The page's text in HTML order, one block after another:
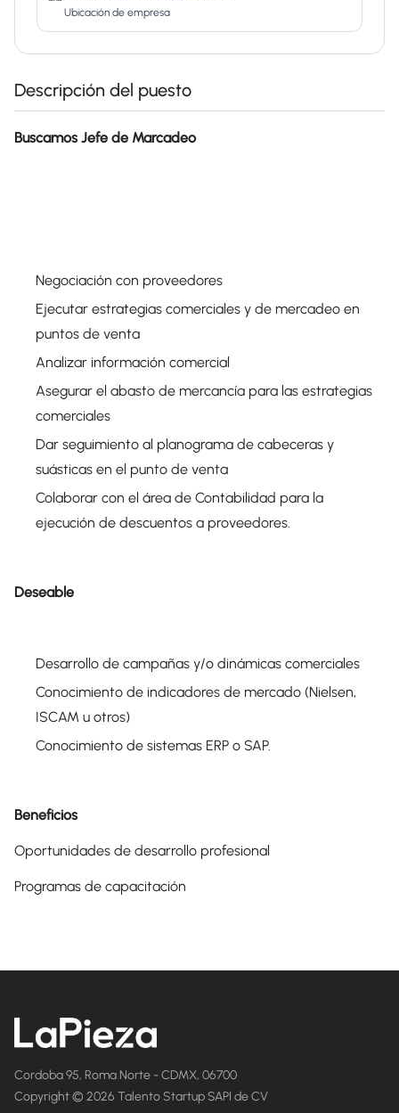
Ubicación de empresa
Descripción del puesto
Buscamos Jefe de Marcadeo
Negociación con proveedores
Ejecutar estrategias comerciales y de mercadeo en
puntos de venta
Analizar información comercial
Asegurar el abasto de mercancía para las estrategias
comerciales
Dar seguimiento al planograma de cabeceras y
suásticas en el punto de venta
Colaborar con el área de Contabilidad para la
ejecución de descuentos a proveedores.
Deseable
Desarrollo de campañas y/o dinámicas comerciales
Conocimiento de indicadores de mercado (Nielsen,
ISCAM u otros)
Conocimiento de sistemas ERP o SAP.
Beneficios
Oportunidades de desarrollo profesional
Programas de capacitación
Cordoba 95, Roma Norte - CDMX, 06700
Copyright © 2026 Talento Startup SAPI de CV